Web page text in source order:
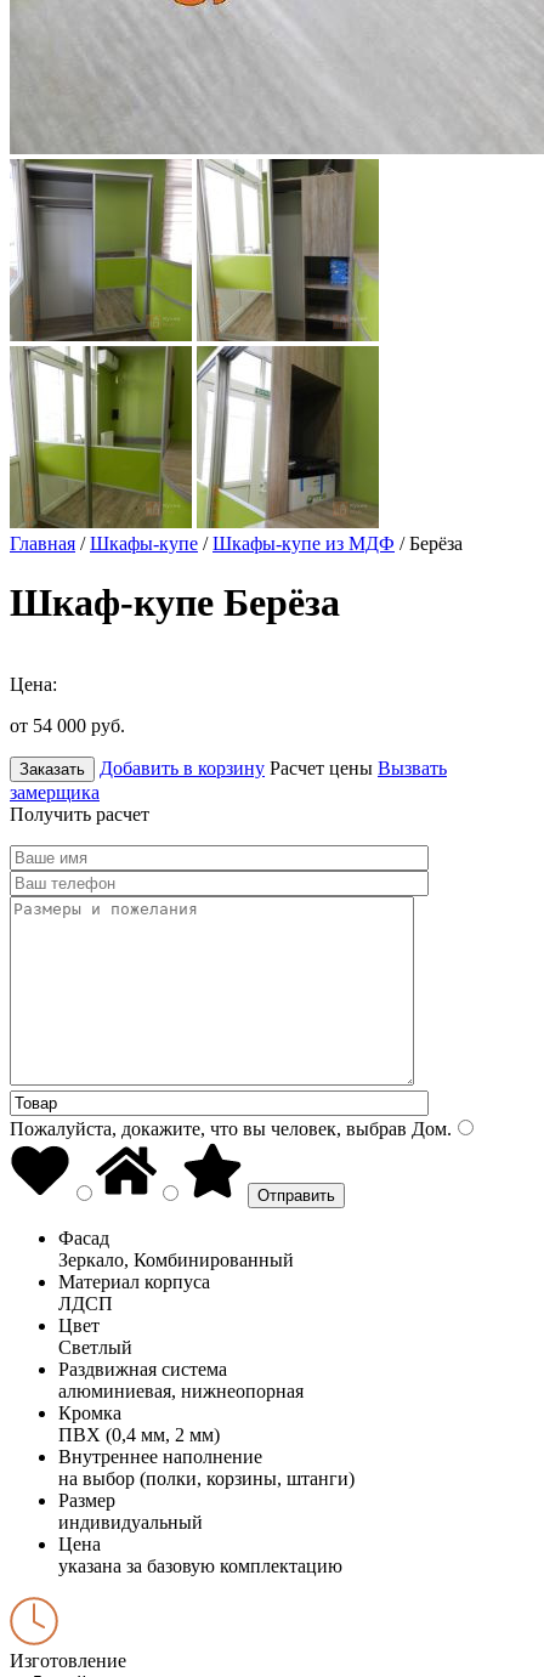
Главная /Шкафы-купе /Шкафы-купе из МДФ / Берёза
Шкаф-купе Берёза
Цена:
от 54 000 руб.
Заказать Добавить в корзину Расчет цены Вызвать
замерщика
Получить расчет
Пожалуйста, докажите, что вы человек, выбрав Дом.
Фасад
Зеркало, Комбинированный
Материал корпуса
ЛДСП
Цвет
Светлый
Раздвижная система
алюминиевая, нижнеопорная
Кромка
ПВХ (0,4 мм, 2 мм)
Внутреннее наполнение
на выбор (полки, корзины, штанги)
Размер
индивидуальный
Цена
указана за базовую комплектацию
Изготовление